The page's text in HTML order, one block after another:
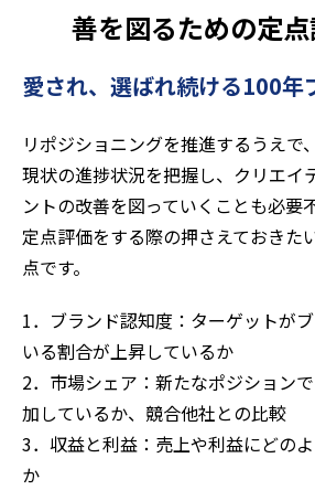
善を図るための定
愛され、選ばれ続ける100年
リポジショニングを推進するうえで
現状の進捗状況を把握し、クリエイ
ントの改善を図っていくことも必要
定点評価をする際の押さえておきた
点です。
1．ブランド認知度：ターゲットが
いる割合が上昇しているか
2．市場シェア：新たなポジション
加しているか、競合他社との比較
3．収益と利益：売上や利益にどの
か